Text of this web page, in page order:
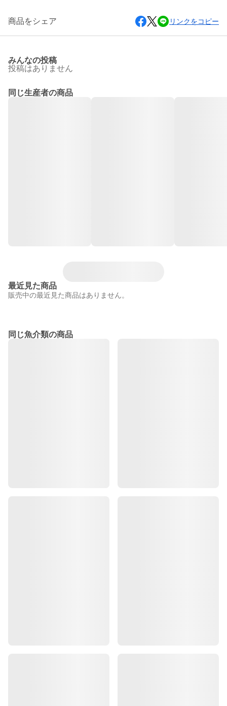
商品をシェア リンクをコピー
みんなの投稿
投稿はありません
同じ生産者の商品
最近見た商品
販売中の最近見た商品はありません。
同じ魚介類の商品